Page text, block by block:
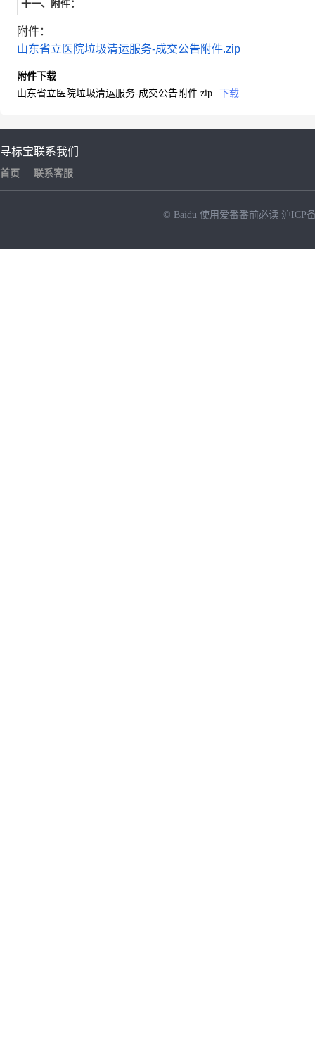
十一、附件：
附件：
山东省立医院垃圾清运服务-成交公告附件.zip
附件下载
山东省立医院垃圾清运服务-成交公告附件.zip
下载
寻标宝
首页
联系我们
联系客服
© Baidu 使用爱番番前必读 沪ICP